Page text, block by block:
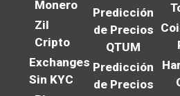
Monero
Zil
Cripto
Exchanges
Sin KYC
Predicción
de Precios
QTUM
Predicción
de Precios